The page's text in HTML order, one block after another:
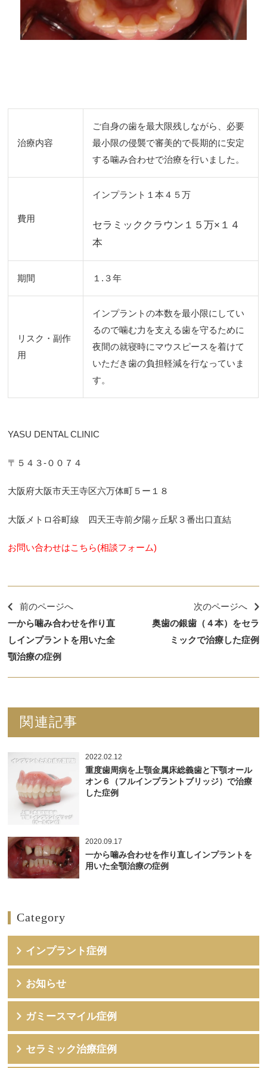
治療内容
ご自身の歯を最大限残しながら、必要
最小限の侵襲で審美的で長期的に安定
する噛み合わせで治療を行いました。
費用
インプラント１本４５万
セラミッククラウン１５万×１４
本
期間 １.３年
リスク・副作
用
インプラントの本数を最小限にしてい
るので噛む力を支える歯を守るために
夜間の就寝時にマウスピースを着けて
いただき歯の負担軽減を行なっていま
す。
YASU DENTAL CLINIC
〒５４３-００７４
大阪府大阪市天王寺区六万体町５ー１８
大阪メトロ谷町線 四天王寺前夕陽ヶ丘駅３番出口直結
お問い合わせはこちら(相談フォーム)
前のページへ
一から噛み合わせを作り直
しインプラントを用いた全
顎治療の症例
次のページへ
奥歯の銀歯（４本）をセラ
ミックで治療した症例
関連記事
2022.02.12
重度歯周病を上顎金属床総義歯と下顎オール
オン６（フルインプラントブリッジ）で治療
した症例
2020.09.17
一から噛み合わせを作り直しインプラントを
用いた全顎治療の症例
Category
インプラント症例
お知らせ
ガミースマイル症例
セラミック治療症例